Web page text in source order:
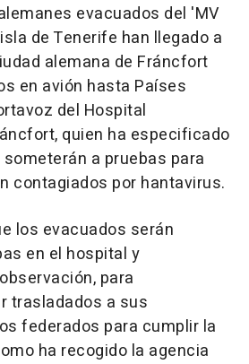
evacuados del 'MV
de Tenerife han llegado a
alemana de Fráncfort
en avión hasta Países
del Hospital
quien ha especificado
a pruebas para
contagiados por hantavirus.
los evacuados serán
en el hospital y
para
trasladados a sus
federados para cumplir la
ha recogido la agencia